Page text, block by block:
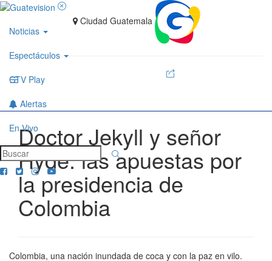
Noticias
Espectáculos
GTV Play
Alertas
En Vivo
Ciudad Guatemala
Doctor Jekyll y señor
Hyde: las apuestas por
la presidencia de
Colombia
Colombia, una nación inundada de coca y con la paz en vilo.